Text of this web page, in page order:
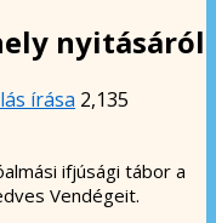
nyitásáról
írása 2,135
ifjúsági tábor a
Vendégeit.